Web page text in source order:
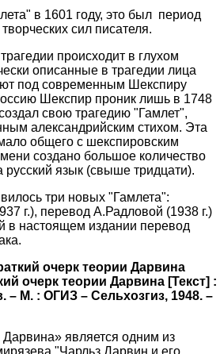
в 1601 году, это был период
сил писателя.
происходит в глухом
описанные в трагедии лица
под современным Шекспиру
Шекспир проник лишь в 1748
свою трагедию "Гамлет",
александрийским стихом. Эта
общего с шекспировским
создано большое количество
русский язык (свыше тридцати).
три новых "Гамлета":
г.), перевод А.Радловой (1938 г.)
в настоящем издании перевод
очерк теории Дарвина [Текст] :
– М. : ОГИЗ – Сельхозгиз, 1948. –
Дарвина» является одним из
"Чарльз Дарвин и его